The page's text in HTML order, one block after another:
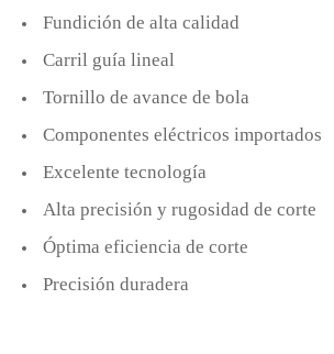
Fundición de alta calidad
Carril guía lineal
Tornillo de avance de bola
Componentes eléctricos importados
Excelente tecnología
Alta precisión y rugosidad de corte
Óptima eficiencia de corte
Precisión duradera